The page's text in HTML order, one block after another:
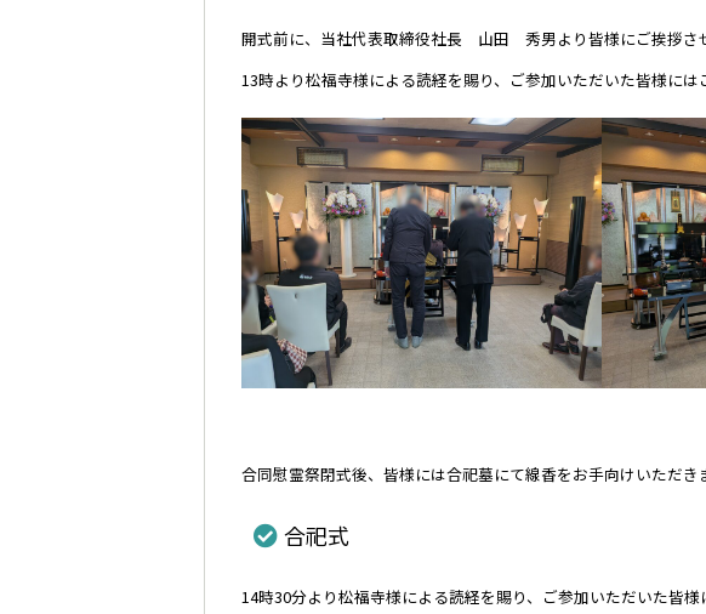
開式前に、当社代表取締役社長 山田 秀男より皆様にご挨拶さ
13時より松福寺様による読経を賜り、ご参加いただいた皆様には
合同慰霊祭閉式後、皆様には合祀墓にて線香をお手向けいただき
合祀式
14時30分より松福寺様による読経を賜り、ご参加いただいた皆様